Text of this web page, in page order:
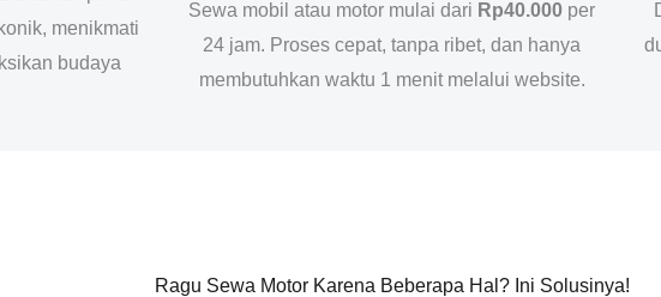
menikmati
budaya
Sewa mobil atau motor mulai dari Rp40.000 per
24 jam. Proses cepat, tanpa ribet, dan hanya
membutuhkan waktu 1 menit melalui website.
Ragu Sewa Motor Karena Beberapa Hal? Ini Solusinya!